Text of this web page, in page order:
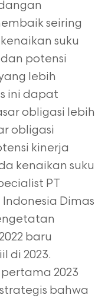
seiring
suku
potensi
lebih
ini dapat
obligasi lebih
obligasi
kinerja
kenaikan suku
PT
Dimas
baru
di 2023.
2023
bahwa